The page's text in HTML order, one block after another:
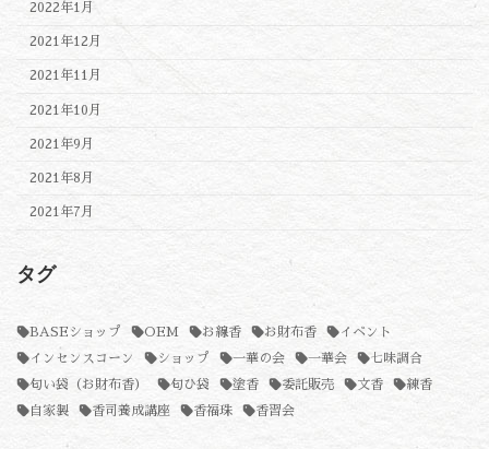
2022年1月
2021年12月
2021年11月
2021年10月
2021年9月
2021年8月
2021年7月
タグ
BASEショップ OEM お線香 お財布香
イベント
インセンスコーン
ショップ 一華の会 一華会
七味調合
匂い袋（お財布香）
匂ひ袋 塗香 委託販売 文香
練香
自家製
香司養成講座 香福珠 香習会